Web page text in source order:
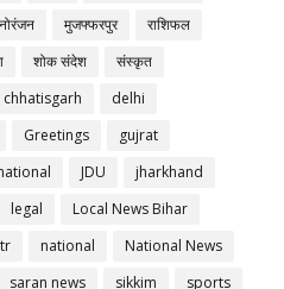
मुजफ्फरपुर
राशिफल
शोक संदेश
संस्कृत
chhatisgarh
delhi
Greetings
gujrat
JDU
jharkhand
legal
Local News Bihar
national
National News
saran news sikkim
sports